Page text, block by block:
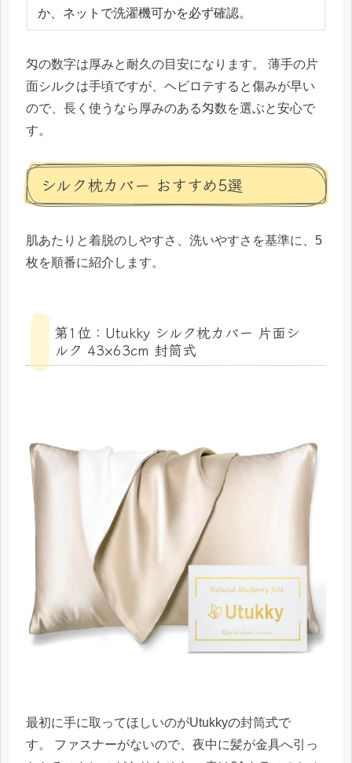
か、ネットで洗濯機可かを必ず確認。
匁の数字は厚みと耐久の目安になります。 薄手の片
面シルクは手頃ですが、ヘビロテすると傷みが早い
ので、長く使うなら厚みのある匁数を選ぶと安心で
す。
シルク枕カバー おすすめ5選
肌あたりと着脱のしやすさ、洗いやすさを基準に、5
枚を順番に紹介します。
第1位：Utukky シルク枕カバー 片面シ
ルク 43×63cm 封筒式
最初に手に取ってほしいのがUtukkyの封筒式で
す。 ファスナーがないので、夜中に髪が金具へ引っ